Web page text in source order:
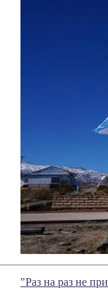
"Раз на раз не